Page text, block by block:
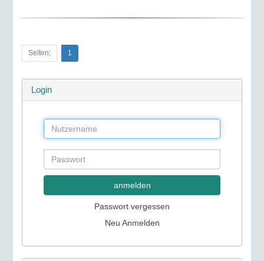
Seiten: 1
Login
anmelden
Passwort vergessen
Neu Anmelden